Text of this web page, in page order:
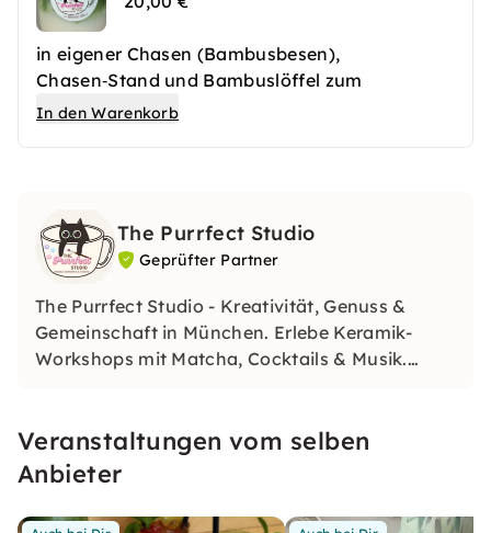
in eigener Chasen (Bambusbesen),
Chasen‑Stand und Bambuslöffel zum
Mitnehmen.
In den Warenkorb
The Purrfect Studio
Geprüfter Partner
The Purrfect Studio - Kreativität, Genuss &
Gemeinschaft in München. Erlebe Keramik-
Workshops mit Matcha, Cocktails & Musik.
Events
Veranstaltungen vom selben
Anbieter